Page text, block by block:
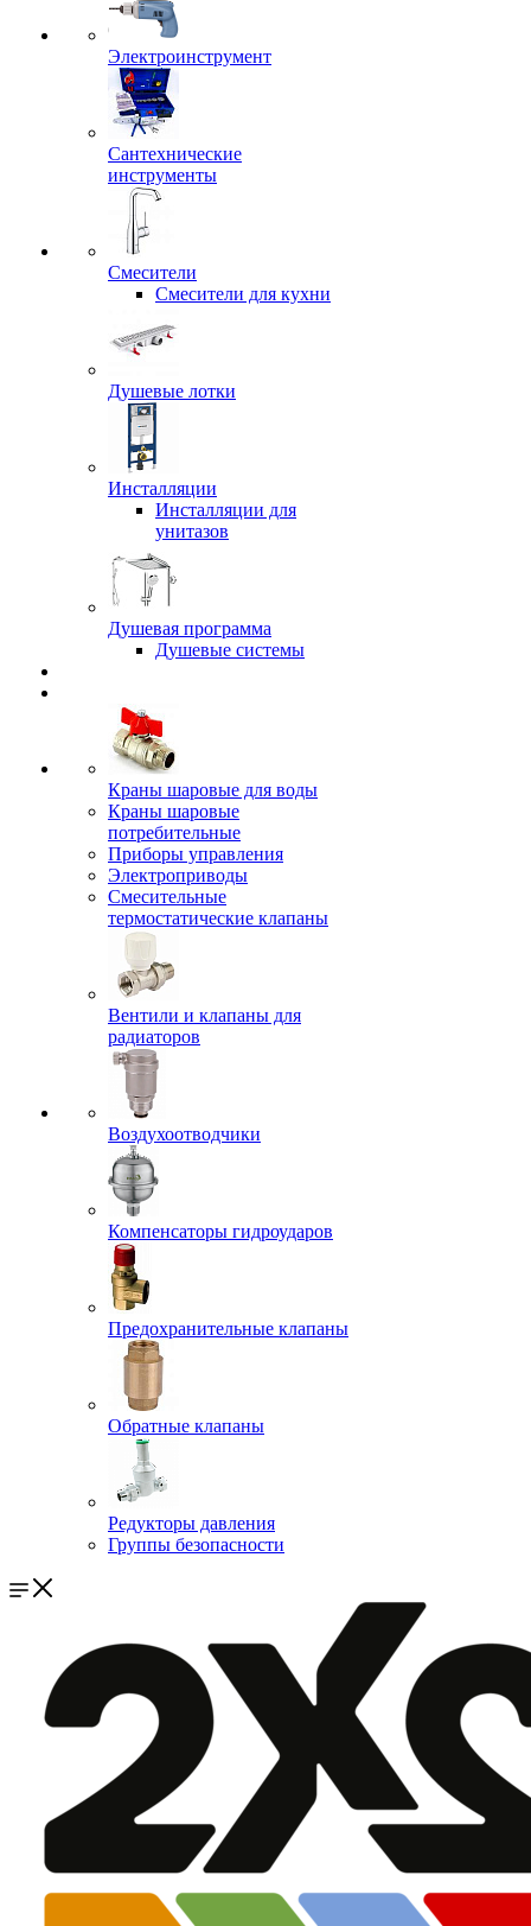
Электроинструмент
Сантехнические
инструменты
Смесители
Смесители для кухни
Душевые лотки
Инсталляции
Инсталляции для
унитазов
Душевая программа
Душевые системы
Краны шаровые для воды
Краны шаровые
потребительные
Приборы управления
Электроприводы
Смесительные
термостатические клапаны
Вентили и клапаны для
радиаторов
Воздухоотводчики
Компенсаторы гидроударов
Предохранительные клапаны
Обратные клапаны
Редукторы давления
Группы безопасности